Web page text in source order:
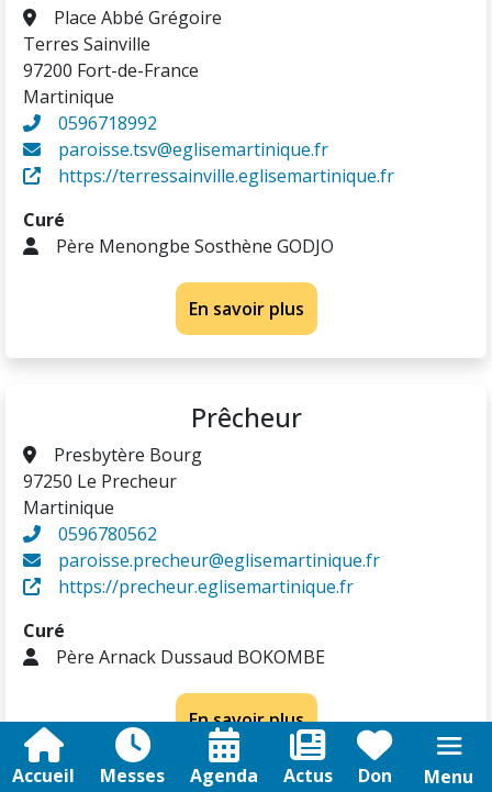
Accueil Messes Agenda Actus Don Menu
Place Abbé Grégoire
Terres Sainville
97200 Fort-de-France
Martinique
0596718992
paroisse.tsv@eglisemartinique.fr
https://terressainville.eglisemartinique.fr
Curé
Père Menongbe Sosthène GODJO
En savoir plus
Prêcheur
Presbytère Bourg
97250 Le Precheur
Martinique
0596780562
paroisse.precheur@eglisemartinique.fr
https://precheur.eglisemartinique.fr
Curé
Père Arnack Dussaud BOKOMBE
En savoir plus